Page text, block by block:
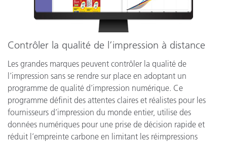
Contrôler la qualité de l’impression à distance
Les grandes marques peuvent contrôler la qualité de
l’impression sans se rendre sur place en adoptant un
programme de qualité d’impression numérique. Ce
programme définit des attentes claires et réalistes pour les
fournisseurs d’impression du monde entier, utilise des
données numériques pour une prise de décision rapide et
réduit l’empreinte carbone en limitant les réimpressions